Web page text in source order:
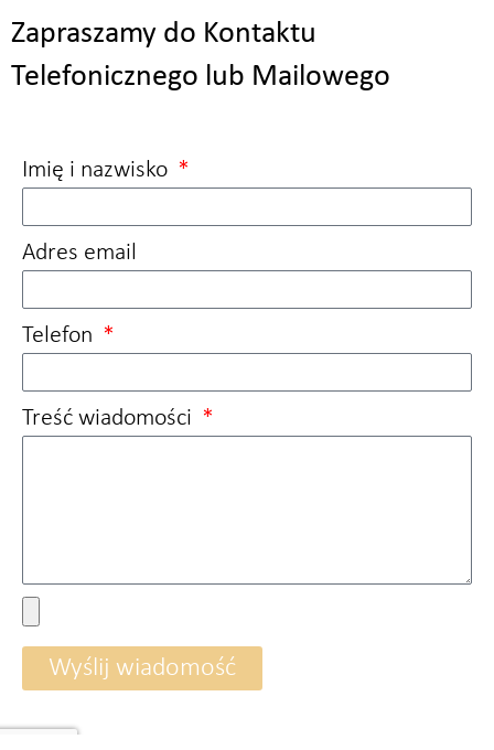
Zapraszamy do Kontaktu
Telefonicznego lub Mailowego
Imię i nazwisko
Adres email
Telefon
Treść wiadomości
Wyślij wiadomość